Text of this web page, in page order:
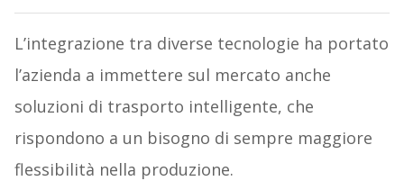
L’integrazione tra diverse tecnologie ha portato
l’azienda a immettere sul mercato anche
soluzioni di trasporto intelligente, che
rispondono a un bisogno di sempre maggiore
flessibilità nella produzione.